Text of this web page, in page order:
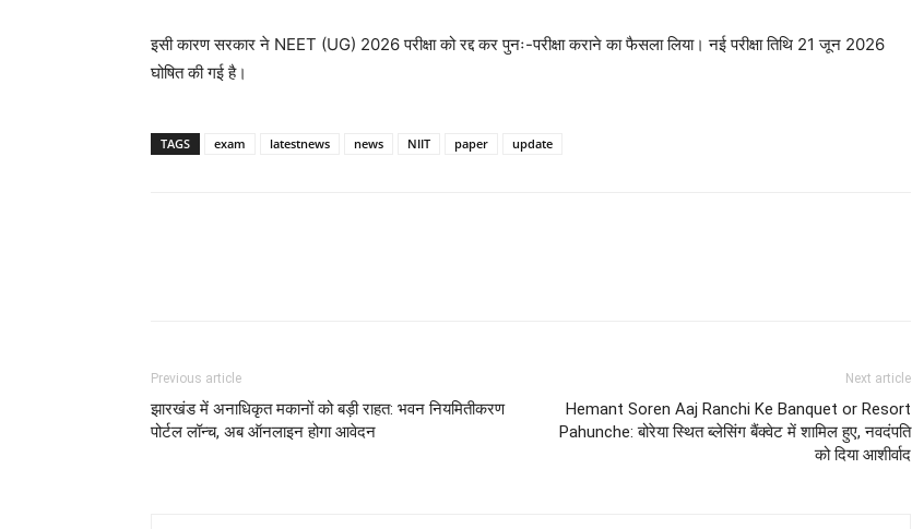
इसी कारण सरकार ने NEET (UG) 2026 परीक्षा को रद्द कर पुनः-परीक्षा कराने का फैसला लिया। नई परीक्षा तिथि 21 जून 2026
घोषित की गई है।
TAGS exam latestnews news NIIT paper update
Previous article
झारखंड में अनाधिकृत मकानों को बड़ी राहत: भवन नियमितीकरण
पोर्टल लॉन्च, अब ऑनलाइन होगा आवेदन
Next article
Hemant Soren Aaj Ranchi Ke Banquet or Resort
Pahunche: बोरेया स्थित ब्लेसिंग बैंक्वेट में शामिल हुए, नवदंपति
को दिया आशीर्वाद